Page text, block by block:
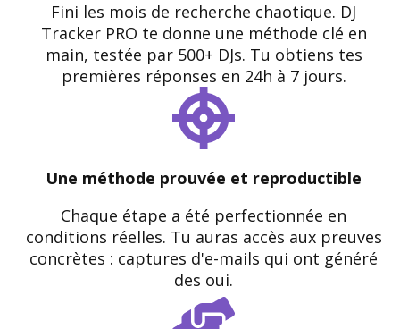
Fini les mois de recherche chaotique. DJ
Tracker PRO te donne une méthode clé en
main, testée par 500+ DJs. Tu obtiens tes
premières réponses en 24h à 7 jours.
Une méthode prouvée et reproductible
Chaque étape a été perfectionnée en
conditions réelles. Tu auras accès aux preuves
concrètes : captures d'e-mails qui ont généré
des oui.